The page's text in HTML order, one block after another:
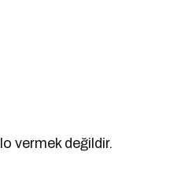
vermek değildir.